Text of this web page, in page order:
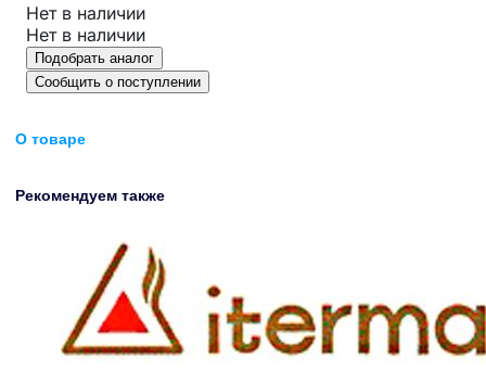
Нет в наличии
Нет в наличии
Подобрать аналог
Сообщить о поступлении
О товаре
Рекомендуем также